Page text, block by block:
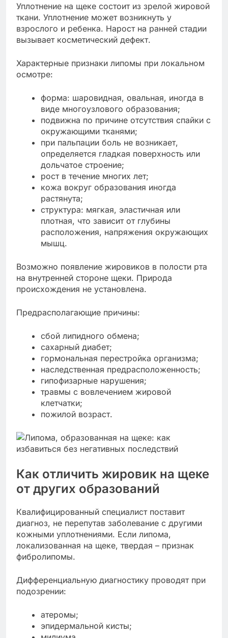
Уплотнение на щеке состоит из зрелой жировой
ткани. Уплотнение может возникнуть у
взрослого и ребенка. Нарост на ранней стадии
вызывает косметический дефект.
Характерные признаки липомы при локальном
осмотре:
форма: шаровидная, овальная, иногда в
виде многоузлового образования;
подвижна по причине отсутствия спайки с
окружающими тканями;
при пальпации боль не возникает,
определяется гладкая поверхность или
дольчатое строение;
рост в течение многих лет;
кожа вокруг образования иногда
растянута;
структура: мягкая, эластичная или
плотная, что зависит от глубины
расположения, напряжения окружающих
мышц.
Возможно появление жировиков в полости рта
на внутренней стороне щеки. Природа
происхождения не установлена.
Предрасполагающие причины:
сбой липидного обмена;
сахарный диабет;
гормональная перестройка организма;
наследственная предрасположенность;
гипофизарные нарушения;
травмы с вовлечением жировой
клетчатки;
пожилой возраст.
Как отличить жировик на щеке
от других образований
Квалифицированный специалист поставит
диагноз, не перепутав заболевание с другими
кожными уплотнениями. Если липома,
локализованная на щеке, твердая – признак
фибролипомы.
Дифференциальную диагностику проводят при
подозрении:
атеромы;
эпидермальной кисты;